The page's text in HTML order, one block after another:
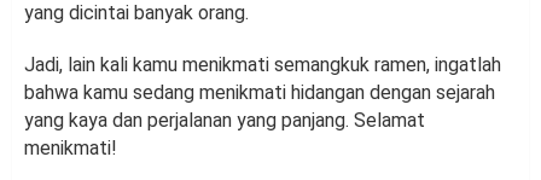
yang dicintai banyak orang.
Jadi, lain kali kamu menikmati semangkuk ramen, ingatlah
bahwa kamu sedang menikmati hidangan dengan sejarah
yang kaya dan perjalanan yang panjang. Selamat
menikmati!